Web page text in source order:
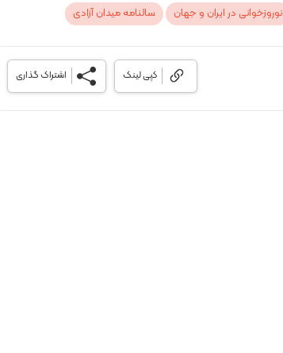
نوروزخوانی در ایران و جهان سالنامه میدان آزادی
اشتراک گذاری کپی لینک